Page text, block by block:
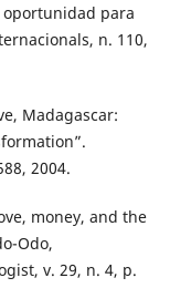
oportunidad para
n. 110,
Madagascar:
2004.
money, and the
Odo,
v. 29, n. 4, p.